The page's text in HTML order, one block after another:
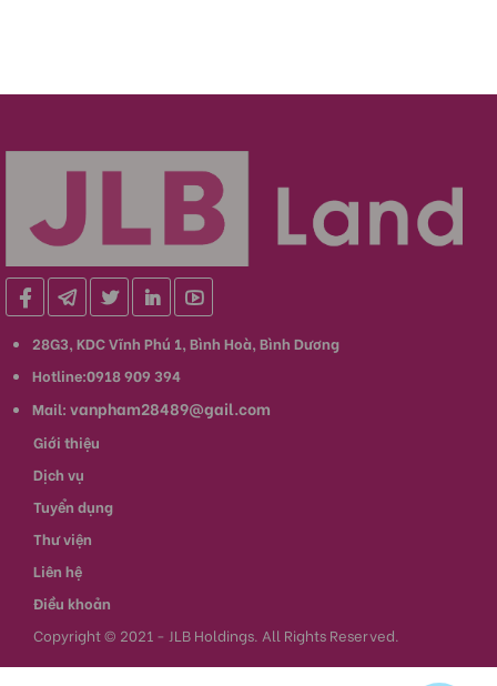
28G3, KDC Vĩnh Phú 1, Bình Hoà, Bình Dương
Hotline:0918 909 394
Mail: vanpham28489@gail.com
Giới thiệu
Dịch vụ
Tuyển dụng
Thư viện
Liên hệ
Điều khoản
Copyright © 2021 - JLB Holdings. All Rights Reserved.